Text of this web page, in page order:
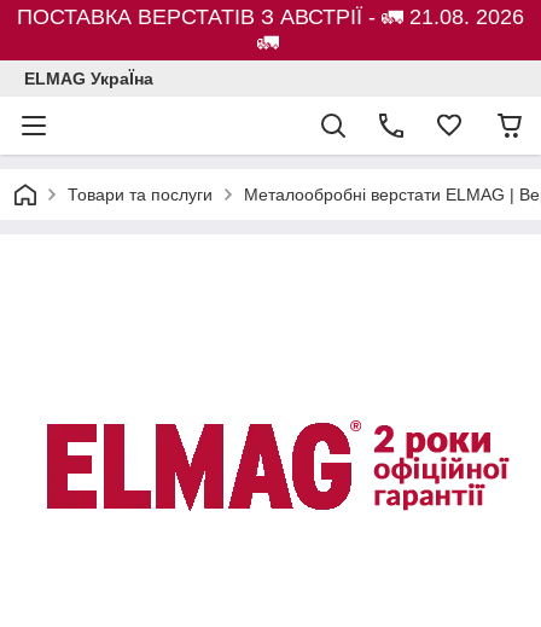
ПОСТАВКА ВЕРСТАТІВ З АВСТРІЇ - 🚛 21.08. 2026
🚛
ELMAG УкраЇна
Товари та послуги Металообробні верстати ELMAG |